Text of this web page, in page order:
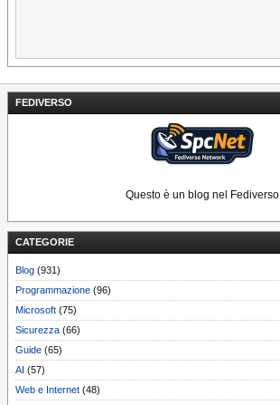
FEDIVERSO
Questo è un blog nel Fediverso
CATEGORIE
Blog (931)
Programmazione (96)
Microsoft (75)
Sicurezza (66)
Guide (65)
AI (57)
Web e Internet (48)